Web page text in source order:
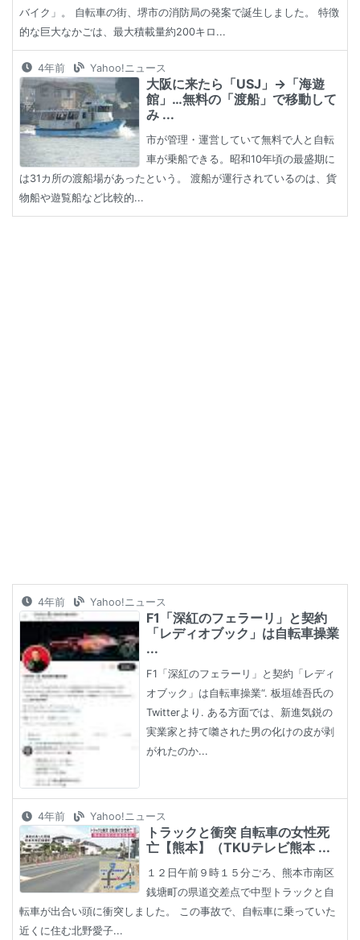
バイク」。 自転車の街、堺市の消防局の発案で誕生しました。 特徴
的な巨大なかごは、最大積載量約200キロ...
4年前 Yahoo!ニュース
大阪に来たら「USJ」→「海遊
館」…無料の「渡船」で移動して
み ...
市が管理・運営していて無料で人と自転
車が乗船できる。昭和10年頃の最盛期に
は31カ所の渡船場があったという。 渡船が運行されているのは、貨
物船や遊覧船など比較的...
4年前 Yahoo!ニュース
F1「深紅のフェラーリ」と契約
「レディオブック」は自転車操業
...
F1「深紅のフェラーリ」と契約「レディ
オブック」は自転車操業“. 板垣雄吾氏の
Twitterより. ある方面では、新進気鋭の
実業家と持て囃された男の化けの皮が剥
がれたのか...
4年前 Yahoo!ニュース
トラックと衝突 自転車の女性死
亡【熊本】（TKUテレビ熊本 ...
１２日午前９時１５分ごろ、熊本市南区
銭塘町の県道交差点で中型トラックと自
転車が出合い頭に衝突しました。 この事故で、自転車に乗っていた
近くに住む北野愛子...